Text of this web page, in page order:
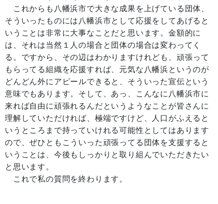
これからも八幡浜市で大きな成果を上げている団体、
そういったものには八幡浜市として応援をしてあげると
いうことは非常に大事なことだと思います。金額的に
は、それは当然１人の場合と団体の場合は変わってく
る。ですから、その辺はわかりますけれども、頑張って
もらってる組織を応援すれば、元気な八幡浜というのが
どんどん外にアピールできると、そういった宣伝という
意味でもあります。そして、あっ、こんなに八幡浜市に
来れば自由に頑張れるんだというようなことが皆さんに
理解していただければ、極端ですけど、人口がふえると
いうところまで持っていけれる可能性としてはあります
ので、ぜひともこういった頑張ってる団体を支援すると
いうことは、今後もしっかりと取り組んでいただきたい
と思います。
これで私の質問を終わります。